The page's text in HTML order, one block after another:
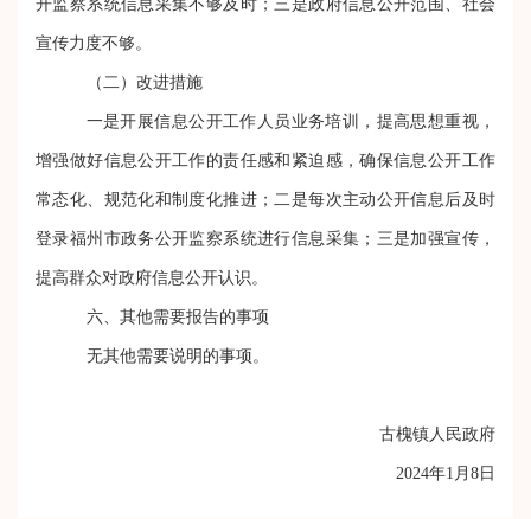
开监察系统信息采集不够及时 ；三是政府信息公开范围、社会
宣传力度不够 。
（二）改进措施
一是开展信息公开工作人员业务培训，提高思想重视，
增强做好信息公开工作的责任感和紧迫感，确保信息公开工作
常态化、规范化和制度化推进 ；二是每次主动公开信息后及时
登录福州市政务公开监察系统进行信息采集 ；三是加强宣传，
提高群众对政府信息公开认识。
六、其他需要报告的事项
无其他需要说明的事项。
古槐镇人民政府
2024年1月8日